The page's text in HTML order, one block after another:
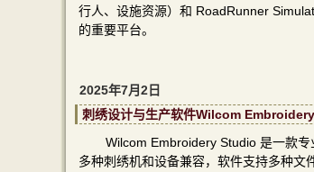
行人、设施资源）和 RoadRunner
的重要平台。
2025年7月2日
刺绣设计与生产软件Wilcom
Wilcom Embroidery Studio 是一款
多种刺绣机和设备兼容，软件支持多种文